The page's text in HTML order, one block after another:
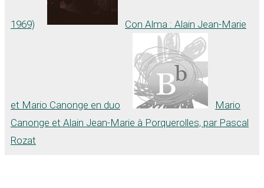
1969) Con Alma : Alain Jean-Marie
et Mario Canonge en duo
Mario
Canonge et Alain Jean-Marie à Porquerolles, par Pascal
Rozat